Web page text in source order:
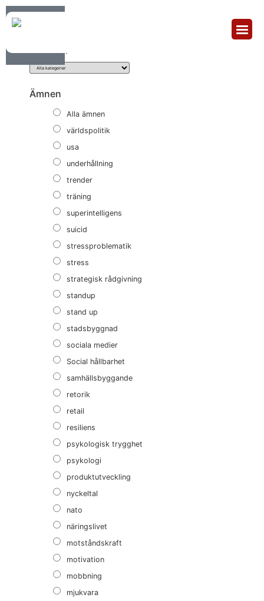
Kategori
Ämnen
Alla ämnen
världspolitik
usa
underhållning
trender
träning
superintelligens
suicid
stressproblematik
stress
strategisk rådgivning
standup
stand up
stadsbyggnad
sociala medier
Social hållbarhet
samhällsbyggande
retorik
retail
resiliens
psykologisk trygghet
psykologi
produktutveckling
nyckeltal
nato
näringslivet
motståndskraft
motivation
mobbning
mjukvara